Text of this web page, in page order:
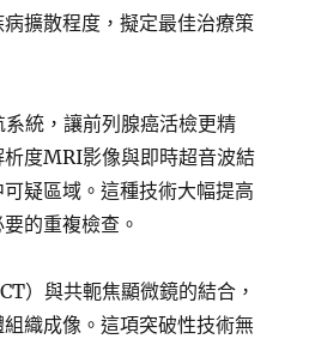
擴散程度，擬定最佳治療策
統，讓前列腺癌活檢更精
度MRI影像與即時超音波結
疑區域。這種技術大幅提高
的重複檢查。
）與共軛焦顯微鏡的結合，
織成像。這項突破性技術無